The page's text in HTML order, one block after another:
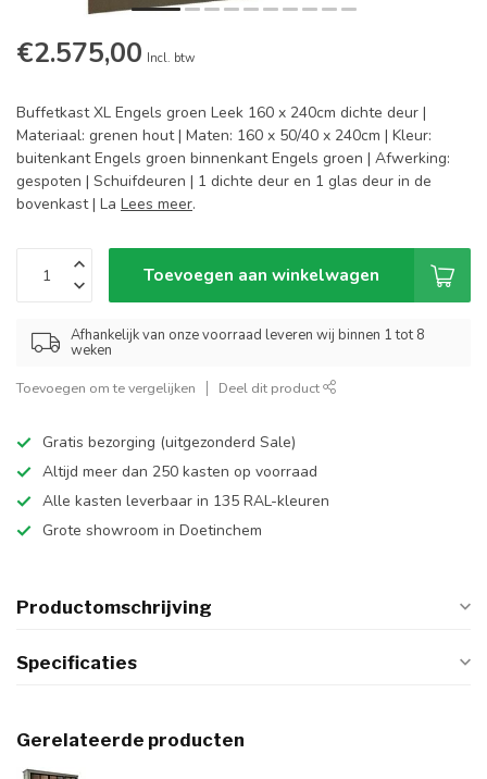
€2.575,00 Incl. btw
Buffetkast XL Engels groen Leek 160 x 240cm dichte deur |
Materiaal: grenen hout | Maten: 160 x 50/40 x 240cm | Kleur:
buitenkant Engels groen binnenkant Engels groen | Afwerking:
gespoten | Schuifdeuren | 1 dichte deur en 1 glas deur in de
bovenkast | La Lees meer.
Toevoegen aan winkelwagen
Afhankelijk van onze voorraad leveren wij binnen 1 tot 8
weken
Toevoegen om te vergelijken Deel dit product
Gratis bezorging (uitgezonderd Sale)
Altijd meer dan 250 kasten op voorraad
Alle kasten leverbaar in 135 RAL-kleuren
Grote showroom in Doetinchem
Productomschrijving
Specificaties
Gerelateerde producten